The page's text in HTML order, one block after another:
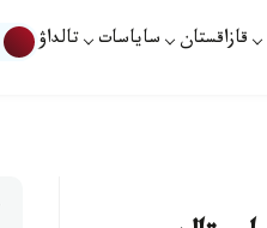
قازاقستان ساياسات تالداۋ